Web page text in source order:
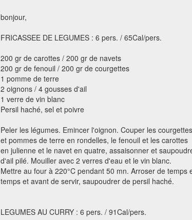
bonjour,
FRICASSEE DE LEGUMES : 6 pers. / 65Cal/pers.
200 gr de carottes / 200 gr de navets
200 gr de fenouil / 200 gr de courgettes
1 pomme de terre
2 oignons / 4 gousses d'ail
1 verre de vin blanc
Persil haché, sel et poivre
Peler les légumes. Emincer l'oignon. Couper les courgettes
et pommes de terre en rondelles, le fenouil et les carottes
en julienne et le navet en quatre, assaisonner et
d'ail pilé. Mouiller avec 2 verres d'eau et le vin blanc.
Mettre au four à 220°C pendant 50 mn. Arroser de temps
temps et avant de servir, saupoudrer de persil haché.
LEGUMES AU CURRY : 6 pers. / 91Cal/pers.